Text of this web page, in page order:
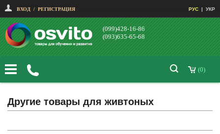
ВХОД / РЕГИСТРАЦИЯ РУС | УКР
(099)428-16-86
(093)635-65-68
(0)
Другие товары для живтоных